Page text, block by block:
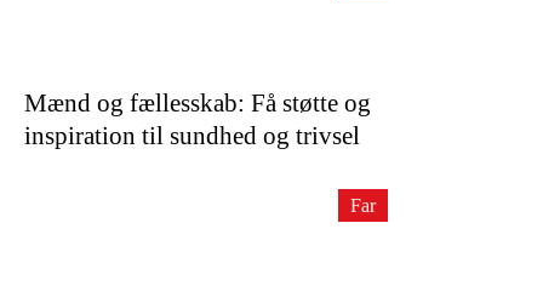
Mænd og fællesskab: Få støtte og
inspiration til sundhed og trivsel
Far